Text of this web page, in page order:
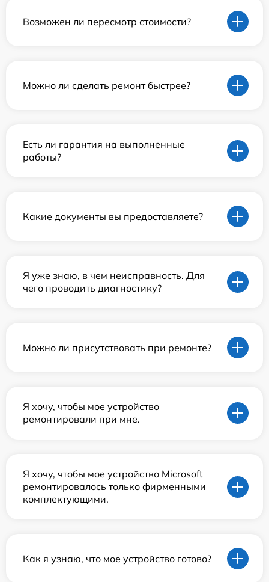
Возможен ли пересмотр стоимости?
Можно ли сделать ремонт быстрее?
Есть ли гарантия на выполненные
работы?
Какие документы вы предоставляете?
Я уже знаю, в чем неисправность. Для
чего проводить диагностику?
Можно ли присутствовать при ремонте?
Я хочу, чтобы мое устройство
ремонтировали при мне.
Я хочу, чтобы мое устройство Microsoft
ремонтировалось только фирменными
комплектующими.
Как я узнаю, что мое устройство готово?